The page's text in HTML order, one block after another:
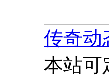
传奇动
本站可